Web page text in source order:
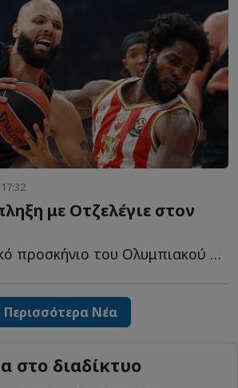
με Οτζελέγιε στον
Στο μεταγραφικό προσκήνιο του Ολυμπιακού παραμένει η...
Περισσότερα Νέα
στο διαδίκτυο